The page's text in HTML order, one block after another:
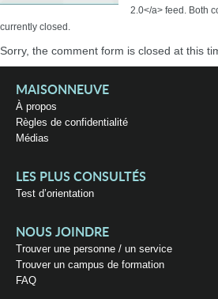
2.0</a> feed. Both
currently closed.
Sorry, the comment form is closed at this
MAISONNEUVE
À propos
Règles de confidentialité
Médias
LES PLUS CONSULTÉS
Test d’orientation
NOUS JOINDRE
Trouver une personne / un service
Trouver un campus de formation
FAQ